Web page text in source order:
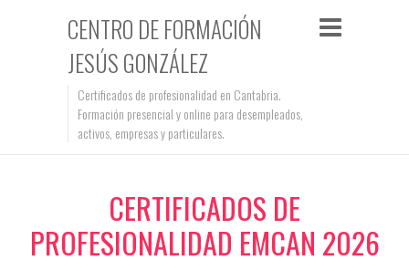
CENTRO DE FORMACIÓN
JESÚS GONZÁLEZ
Certificados de profesionalidad en Cantabria.
Formación presencial y online para desempleados,
activos, empresas y particulares.
CERTIFICADOS DE
PROFESIONALIDAD EMCAN 2026